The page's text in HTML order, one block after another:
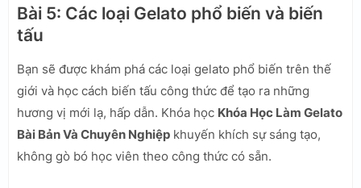
Bài 5: Các loại Gelato phổ biến và biến
tấu
Bạn sẽ được khám phá các loại gelato phổ biến trên thế
giới và học cách biến tấu công thức để tạo ra những
hương vị mới lạ, hấp dẫn. Khóa học Khóa Học Làm Gelato
Bài Bản Và Chuyên Nghiệp khuyến khích sự sáng tạo,
không gò bó học viên theo công thức có sẵn.